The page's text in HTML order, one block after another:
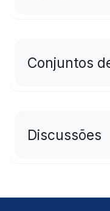
Conjuntos
Discussões